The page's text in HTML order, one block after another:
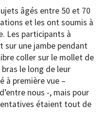
âgés entre 50 et 70
et les ont soumis à
Les participants à
sur une jambe pendant
coller sur le mollet de
le long de leur
à première vue –
nous -, mais pour
étaient tout de